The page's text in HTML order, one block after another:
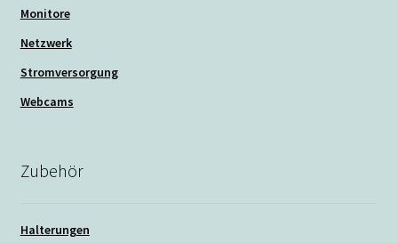
Monitore
Netzwerk
Stromversorgung
Webcams
Zubehör
Halterungen